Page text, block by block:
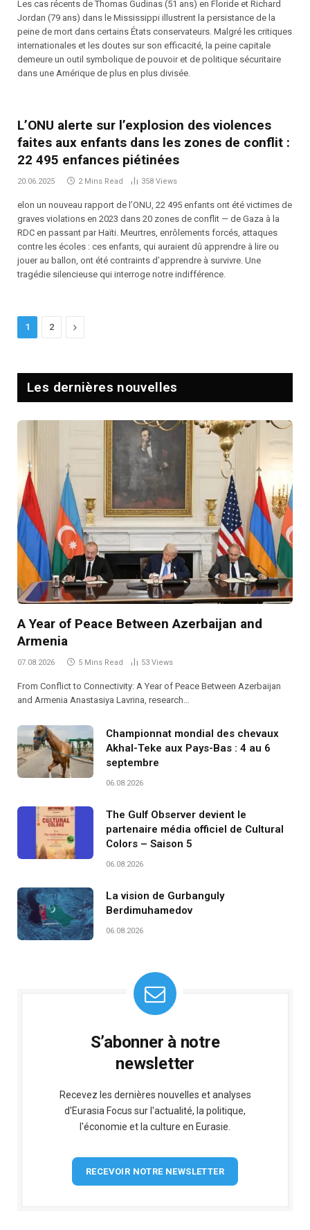
Les cas récents de Thomas Gudinas (51 ans) en Floride et Richard
Jordan (79 ans) dans le Mississippi illustrent la persistance de la
peine de mort dans certains États conservateurs. Malgré les critiques
internationales et les doutes sur son efficacité, la peine capitale
demeure un outil symbolique de pouvoir et de politique sécuritaire
dans une Amérique de plus en plus divisée.
L’ONU alerte sur l’explosion des violences
faites aux enfants dans les zones de conflit :
22 495 enfances piétinées
20.06.2025 2 Mins Read 358 Views
elon un nouveau rapport de l’ONU, 22 495 enfants ont été victimes de
graves violations en 2023 dans 20 zones de conflit — de Gaza à la
RDC en passant par Haïti. Meurtres, enrôlements forcés, attaques
contre les écoles : ces enfants, qui auraient dû apprendre à lire ou
jouer au ballon, ont été contraints d’apprendre à survivre. Une
tragédie silencieuse qui interroge notre indifférence.
1 2 Next
Les dernières nouvelles
A Year of Peace Between Azerbaijan and
Armenia
07.08.2026 5 Mins Read 53 Views
From Conflict to Connectivity: A Year of Peace Between Azerbaijan
and Armenia Anastasiya Lavrina, research…
Championnat mondial des chevaux
Akhal-Teke aux Pays-Bas : 4 au 6
septembre
06.08.2026
The Gulf Observer devient le
partenaire média officiel de Cultural
Colors – Saison 5
06.08.2026
La vision de Gurbanguly
Berdimuhamedov
06.08.2026
S’abonner à notre
newsletter
Recevez les dernières nouvelles et analyses
d'Eurasia Focus sur l'actualité, la politique,
l'économie et la culture en Eurasie.
RECEVOIR NOTRE NEWSLETTER